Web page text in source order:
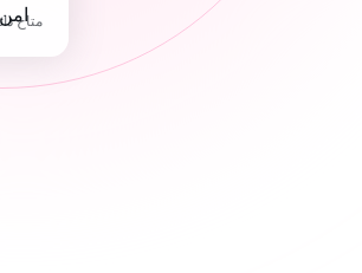
متاح